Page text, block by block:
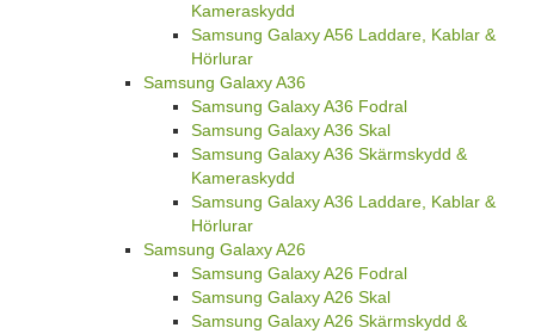
Kameraskydd
Samsung Galaxy A56 Laddare, Kablar &
Hörlurar
Samsung Galaxy A36
Samsung Galaxy A36 Fodral
Samsung Galaxy A36 Skal
Samsung Galaxy A36 Skärmskydd &
Kameraskydd
Samsung Galaxy A36 Laddare, Kablar &
Hörlurar
Samsung Galaxy A26
Samsung Galaxy A26 Fodral
Samsung Galaxy A26 Skal
Samsung Galaxy A26 Skärmskydd &